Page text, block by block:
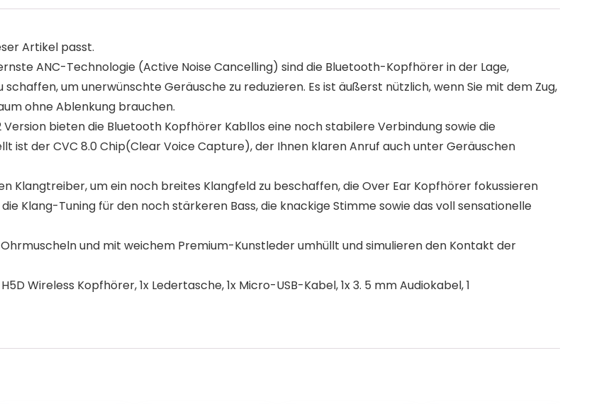
Artikel passt.
ANC-Technologie (Active Noise Cancelling) sind die Bluetooth-Kopfhörer in der Lage,
um unerwünschte Geräusche zu reduzieren. Es ist äußerst nützlich, wenn Sie mit dem Zug,
ohne Ablenkung brauchen.
bieten die Bluetooth Kopfhörer Kabllos eine noch stabilere Verbindung sowie die
ist der CVC 8.0 Chip(Clear Voice Capture), der Ihnen klaren Anruf auch unter Geräuschen
Klangtreiber, um ein noch breites Klangfeld zu beschaffen, die Over Ear Kopfhörer fokussieren
Klang-Tuning für den noch stärkeren Bass, die knackige Stimme sowie das voll sensationelle
und mit weichem Premium-Kunstleder umhüllt und simulieren den Kontakt der
Wireless Kopfhörer, 1x Ledertasche, 1x Micro-USB-Kabel, 1x 3. 5 mm Audiokabel, 1